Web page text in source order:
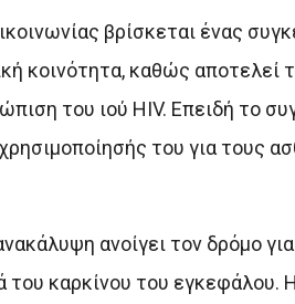
βρίσκεται ένας
κοινότητα, καθώς
του ιού HIV. Επειδή το
του για τους
ανοίγει τον δρόμο
καρκίνου του εγκεφάλου.